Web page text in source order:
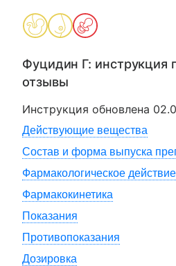
Фуцидин Г: инструкция
отзывы
Инструкция обновлена
Действующие вещества
Состав и форма выпуска
Фармакологическое действие
Фармакокинетика
Показания
Противопоказания
Дозировка